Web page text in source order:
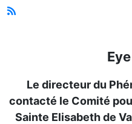
Le directeur du
contacté le Comité
Sainte Elisabeth de